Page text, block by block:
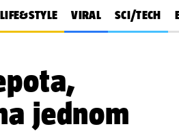
LIFE&STYLE VIRAL SCI/TECH
jednom